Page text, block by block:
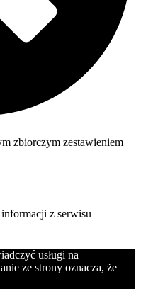
zbiorczym zestawieniem
z serwisu
usługi na
ze strony oznacza, że